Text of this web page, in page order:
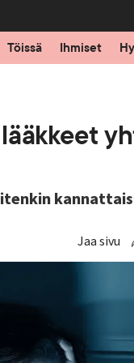
Töissä
Ihmiset
Jaa sivu